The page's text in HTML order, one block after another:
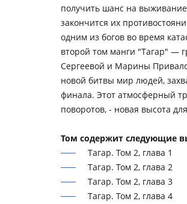
получить шанс на
закончится их
одним из богов во время
второй том манги "Тагар" —
Сергеевой и Марины
новой битвы мир людей,
финала. Этот атмосферный
поворотов, - новая высота
Том содержит следующие
Тагар. Том 2, глава 1
Тагар. Том 2, глава 2
Тагар. Том 2, глава 3
Тагар. Том 2, глава 4